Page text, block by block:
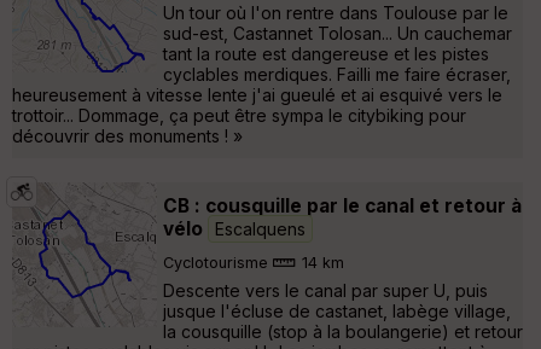
Un tour où l'on rentre dans Toulouse par le
sud-est, Castannet Tolosan... Un cauchemar
tant la route est dangereuse et les pistes
cyclables merdiques. Failli me faire écraser,
heureusement à vitesse lente j'ai gueulé et ai esquivé vers le
trottoir... Dommage, ça peut être sympa le citybiking pour
découvrir des monuments ! »
CB : cousquille par le canal et retour à
vélo
Escalquens
Cyclotourisme 14 km
Descente vers le canal par super U, puis
jusque l'écluse de castanet, labège village,
la cousquille (stop à la boulangerie) et retour